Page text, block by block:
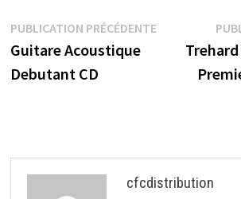
Navigation
de
PUBLICATION PRÉCÉDENTEPublication
précédente :
Guitare Acoustique
Debutant CD
cfcdistribution